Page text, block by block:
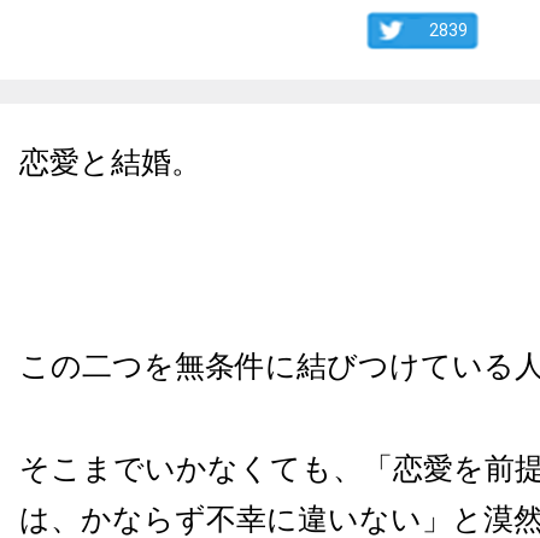
2839
恋愛と結婚。
この二つを無条件に結びつけている
そこまでいかなくても、「恋愛を前
は、かならず不幸に違いない」と漠